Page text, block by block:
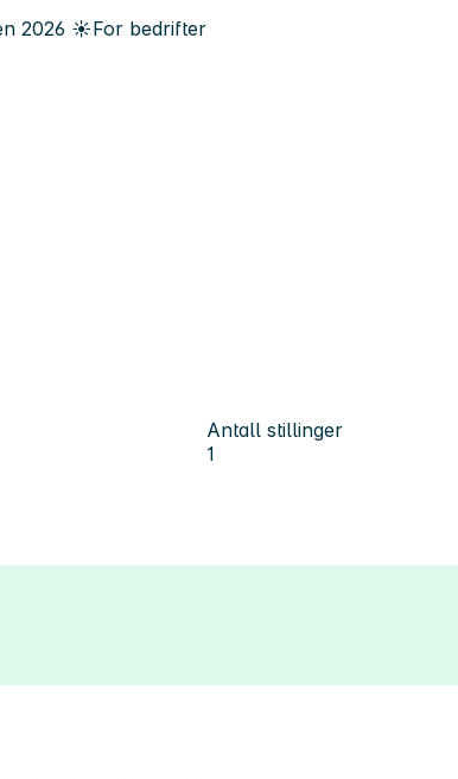
2026 ☀️For bedrifter
Antall stillinger
1